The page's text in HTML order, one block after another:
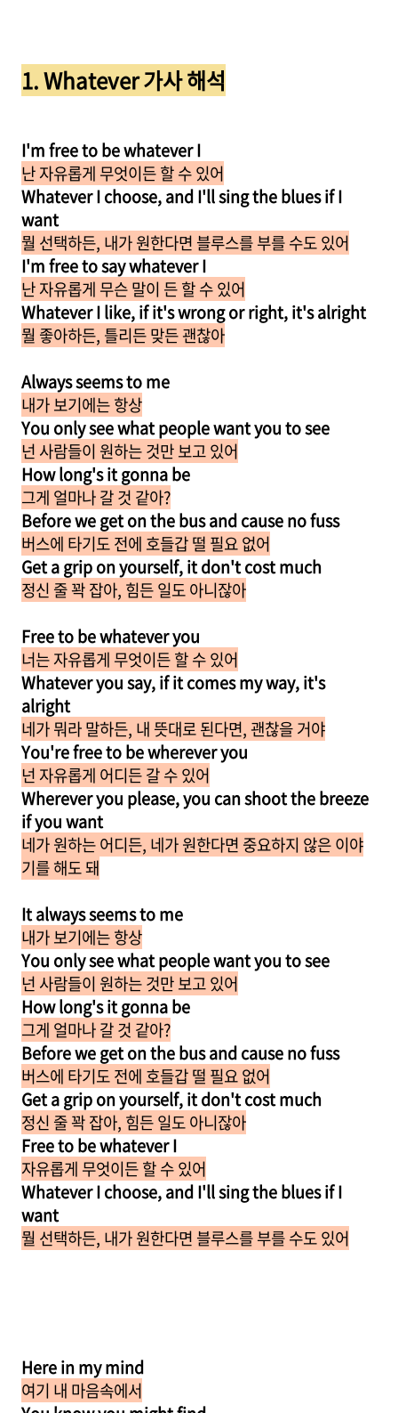
1. Whatever 가사 해석
I'm free to be whatever I
난 자유롭게 무엇이든 할 수 있어
Whatever I choose, and I'll sing the blues if I
want
뭘 선택하든, 내가 원한다면 블루스를 부를 수도 있어
I'm free to say whatever I
난 자유롭게 무슨 말이 든 할 수 있어
Whatever I like, if it's wrong or right, it's alright
뭘 좋아하든, 틀리든 맞든 괜찮아
Always seems to me
내가 보기에는 항상
You only see what people want you to see
넌 사람들이 원하는 것만 보고 있어
How long's it gonna be
그게 얼마나 갈 것 같아?
Before we get on the bus and cause no fuss
버스에 타기도 전에 호들갑 떨 필요 없어
Get a grip on yourself, it don't cost much
정신 줄 꽉 잡아, 힘든 일도 아니잖아
Free to be whatever you
너는 자유롭게 무엇이든 할 수 있어
Whatever you say, if it comes my way, it's
alright
네가 뭐라 말하든, 내 뜻대로 된다면, 괜찮을 거야
You're free to be wherever you
넌 자유롭게 어디든 갈 수 있어
Wherever you please, you can shoot the breeze
if you want
네가 원하는 어디든, 네가 원한다면 중요하지 않은 이야
기를 해도 돼
It always seems to me
내가 보기에는 항상
You only see what people want you to see
넌 사람들이 원하는 것만 보고 있어
How long's it gonna be
그게 얼마나 갈 것 같아?
Before we get on the bus and cause no fuss
버스에 타기도 전에 호들갑 떨 필요 없어
Get a grip on yourself, it don't cost much
정신 줄 꽉 잡아, 힘든 일도 아니잖아
Free to be whatever I
자유롭게 무엇이든 할 수 있어
Whatever I choose, and I'll sing the blues if I
want
뭘 선택하든, 내가 원한다면 블루스를 부를 수도 있어
Here in my mind
여기 내 마음속에서